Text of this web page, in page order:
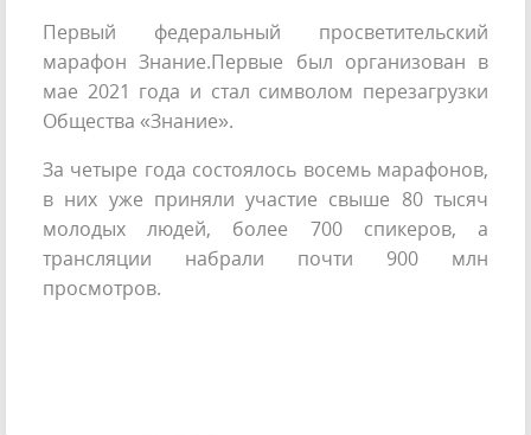
Первый федеральный просветительский
марафон Знание.Первые был организован в
мае 2021 года и стал символом перезагрузки
Общества «Знание».
За четыре года состоялось восемь марафонов,
в них уже приняли участие свыше 80 тысяч
молодых людей, более 700 спикеров, а
трансляции набрали почти 900 млн
просмотров.